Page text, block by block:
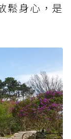
鬆身心，是